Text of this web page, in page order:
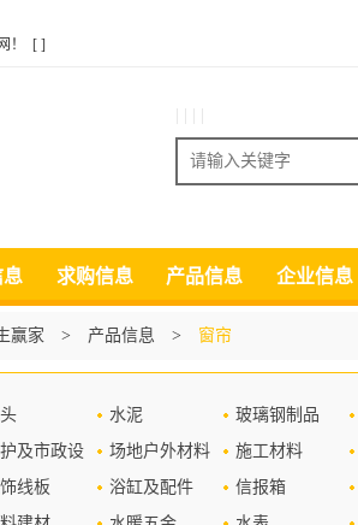
！ [ ]
搜索
息 求购信息 产品信息 企业信息
赢家 > 产品信息 > 窗帘
水泥
玻璃钢制品
及市政设
场地户外材料
施工材料
线板 浴缸及配件
信报箱